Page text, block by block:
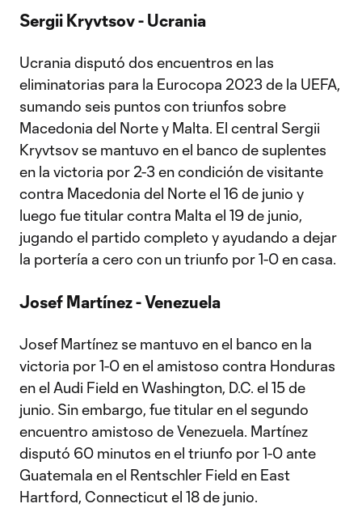
Sergii Kryvtsov - Ucrania
Ucrania disputó dos encuentros en las
eliminatorias para la Eurocopa 2023 de la UEFA,
sumando seis puntos con triunfos sobre
Macedonia del Norte y Malta. El central Sergii
Kryvtsov se mantuvo en el banco de suplentes
en la victoria por 2-3 en condición de visitante
contra Macedonia del Norte el 16 de junio y
luego fue titular contra Malta el 19 de junio,
jugando el partido completo y ayudando a dejar
la portería a cero con un triunfo por 1-0 en casa.
Josef Martínez - Venezuela
Josef Martínez se mantuvo en el banco en la
victoria por 1-0 en el amistoso contra Honduras
en el Audi Field en Washington, D.C. el 15 de
junio. Sin embargo, fue titular en el segundo
encuentro amistoso de Venezuela. Martínez
disputó 60 minutos en el triunfo por 1-0 ante
Guatemala en el Rentschler Field en East
Hartford, Connecticut el 18 de junio.